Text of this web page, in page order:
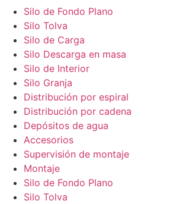
Silo de Fondo Plano
Silo Tolva
Silo de Carga
Silo Descarga en masa
Silo de Interior
Silo Granja
Distribución por espiral
Distribución por cadena
Depósitos de agua
Accesorios
Supervisión de montaje
Montaje
Silo de Fondo Plano
Silo Tolva